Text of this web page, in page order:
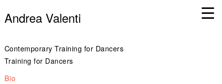
Andrea Valenti
Contemporary Training for Dancers
Training for Dancers
Bio